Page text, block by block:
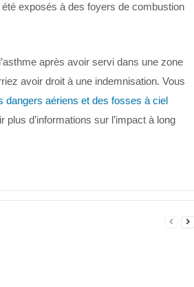
exposés à des foyers de combustion
après avoir servi dans une zone
avoir droit à une indemnisation. Vous
dangers aériens et des fosses à ciel
d’informations sur l’impact à long